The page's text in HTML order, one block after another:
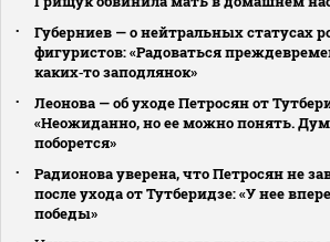
Губерниев — о нейтральных статусах
фигуристов: «Радоваться
каких‑то заподлянок»
Леонова — об уходе Петросян от
«Неожиданно, но ее можно понять.
поборется»
Радионова уверена, что Петросян не
после ухода от Тутберидзе: «У нее
победы»